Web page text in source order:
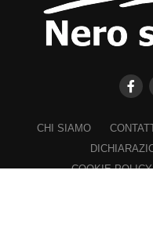
CHI SIAMO
COOKIE